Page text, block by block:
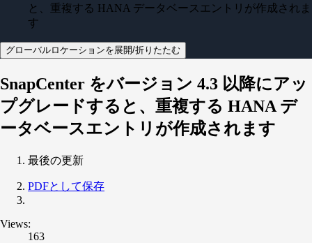
と、重複する HANA データベースエントリが作成されま
す
グローバルロケーションを展開/折りたたむ
SnapCenter をバージョン 4.3 以降にアッ
プグレードすると、重複する HANA デ
ータベースエントリが作成されます
最後の更新
PDFとして保存
Views:
163